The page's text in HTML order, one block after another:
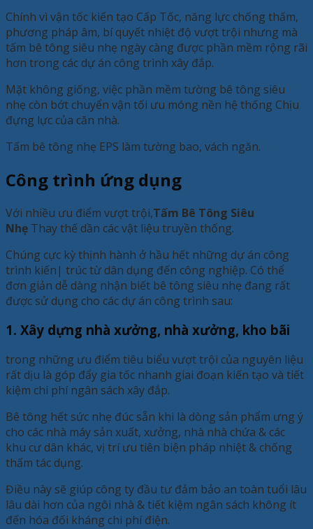
Chính vì vận tốc kiến tạo Cấp Tốc, năng lực chống thấm,
phương pháp âm, bí quyết nhiệt độ vượt trội nhưng mà
tấm bê tông siêu nhẹ ngày càng được phần mềm rộng rãi
hơn trong các dự án công trình xây đắp.
Mặt không giống, việc phần mềm tường bê tông siêu
nhẹ còn bớt chuyển vận tối ưu móng nền hệ thống Chịu
đựng lực của căn nhà.
Tấm bê tông nhẹ EPS làm tường bao, vách ngăn.
Công trình ứng dụng
Với nhiều ưu điểm vượt trội,Tấm Bê Tông Siêu
Nhẹ Thay thế dần các vật liệu truyền thống.
Chúng cực kỳ thịnh hành ở hầu hết những dự án công
trình kiến| ​​trúc từ dân dụng đến công nghiệp. Có thể
đơn giản dễ dàng nhận biết bê tông siêu nhẹ đang rất
được sử dụng cho các dự án công trình sau:
1. Xây dựng nhà xưởng, nhà xưởng, kho bãi
trong những ưu điểm tiêu biểu vượt trội của nguyên liệu
rất dịu là góp đẩy gia tốc nhanh giai đoạn kiến tạo và tiết
kiệm chi phí ngân sách xây đắp.
Bê tông hết sức nhẹ đúc sẵn khi là dòng sản phẩm ưng ý
cho các nhà máy sản xuất, xưởng, nhà nhà chứa & các
khu cư dân khác, vị trí ưu tiên biện pháp nhiệt & chống
thấm tác dụng.
Điều này sẽ giúp công ty đầu tư đảm bảo an toàn tuổi lâu
lâu dài hơn của ngôi nhà & tiết kiệm ngân sách không ít
đến hóa đối kháng chi phí điện.